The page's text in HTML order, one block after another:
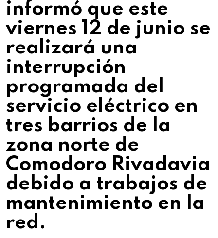
informó que este
viernes 12 de junio se
realizará una
interrupción
programada del
servicio eléctrico en
tres barrios de la
zona norte de
Comodoro Rivadavia
debido a trabajos de
mantenimiento en la
red.